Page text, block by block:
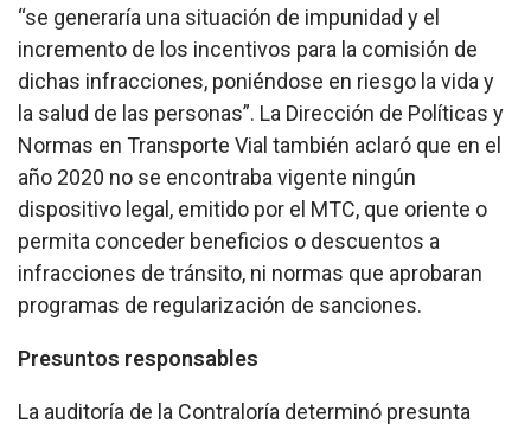
“se generaría una situación de impunidad y el
incremento de los incentivos para la comisión de
dichas infracciones, poniéndose en riesgo la vida y
la salud de las personas”. La Dirección de Políticas y
Normas en Transporte Vial también aclaró que en el
año 2020 no se encontraba vigente ningún
dispositivo legal, emitido por el MTC, que oriente o
permita conceder beneficios o descuentos a
infracciones de tránsito, ni normas que aprobaran
programas de regularización de sanciones.
Presuntos responsables
La auditoría de la Contraloría determinó presunta